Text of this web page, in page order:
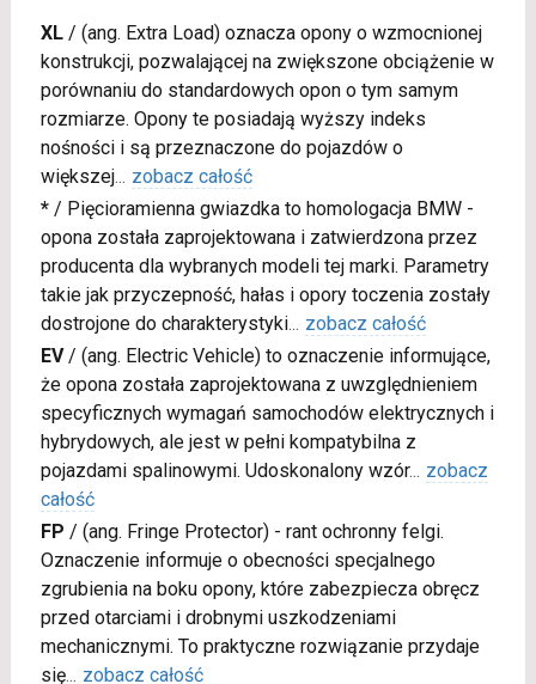
XL/ (ang. Extra Load) oznacza opony o wzmocnionej
konstrukcji, pozwalającej na zwiększone obciążenie w
porównaniu do standardowych opon o tym samym
rozmiarze. Opony te posiadają wyższy indeks
nośności i są przeznaczone do pojazdów o
większej... zobacz całość
*/ Pięcioramienna gwiazdka to homologacja BMW -
opona została zaprojektowana i zatwierdzona przez
producenta dla wybranych modeli tej marki. Parametry
takie jak przyczepność, hałas i opory toczenia zostały
dostrojone do charakterystyki... zobacz całość
EV/ (ang. Electric Vehicle) to oznaczenie informujące,
że opona została zaprojektowana z uwzględnieniem
specyficznych wymagań samochodów elektrycznych i
hybrydowych, ale jest w pełni kompatybilna z
pojazdami spalinowymi. Udoskonalony wzór... zobacz
całość
FP / (ang. Fringe Protector) - rant ochronny felgi.
Oznaczenie informuje o obecności specjalnego
zgrubienia na boku opony, które zabezpiecza obręcz
przed otarciami i drobnymi uszkodzeniami
mechanicznymi. To praktyczne rozwiązanie przydaje
się... zobacz całość